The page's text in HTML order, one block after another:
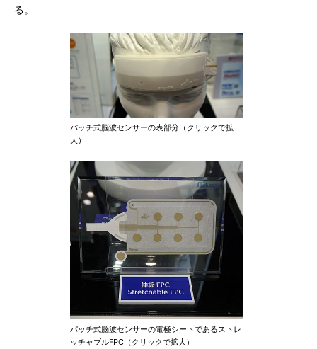
る。
パッチ式脳波センサーの表部分（クリックで拡
大）
パッチ式脳波センサーの電極シートであるストレ
ッチャブルFPC（クリックで拡大）